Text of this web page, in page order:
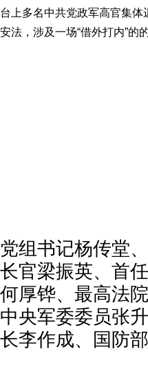
台上多名中共党政军高官集
安法，涉及一场“借外打内”的
党组书记杨传堂
长官梁振英、首
何厚铧、最高法
中央军委委员张
长李作成、国防